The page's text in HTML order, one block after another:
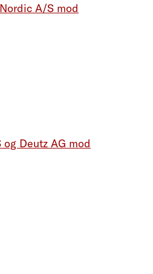
A/S mod
Deutz AG mod